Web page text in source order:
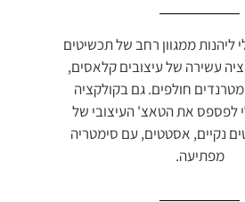
ליהנות ממגוון רחב של תכשיטים
עשירה של עיצובים קלאסים,
חולפים. גם בקולקציה
לפספס את הטאצ' העיצובי של
נקיים, אסטטים, עם סימטריה
מפתיעה.